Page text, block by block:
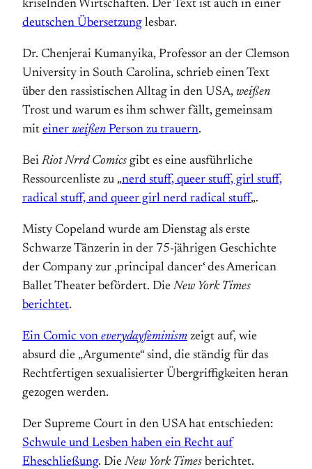
kriselnden Wirtschaften. Der Text ist auch in einer
deutschen Übersetzung lesbar.
Dr. Chenjerai Kumanyika, Professor an der Clemson
University in South Carolina, schrieb einen Text
über den rassistischen Alltag in den USA, weißen
Trost und warum es ihm schwer fällt, gemeinsam
mit einer weißen Person zu trauern.
Bei Riot Nrrd Comics gibt es eine ausführliche
Ressourcenliste zu „nerd stuff, queer stuff, girl stuff,
radical stuff, and queer girl nerd radical stuff„.
Misty Copeland wurde am Dienstag als erste
Schwarze Tänzerin in der 75-jährigen Geschichte
der Company zur ‚principal dancer‘ des American
Ballet Theater befördert. Die New York Times
berichtet.
Ein Comic von everydayfeminism zeigt auf, wie
absurd die „Argumente“ sind, die ständig für das
Rechtfertigen sexualisierter Übergriffigkeiten heran
gezogen werden.
Der Supreme Court in den USA hat entschieden:
Schwule und Lesben haben ein Recht auf
Eheschließung. Die New York Times berichtet.